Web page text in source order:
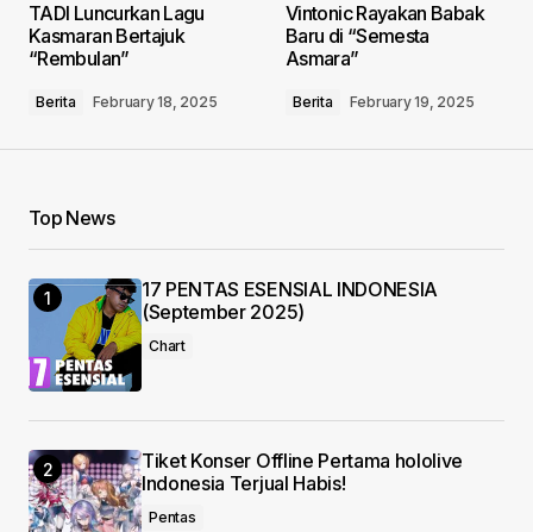
Required fields are marked*
Your Name
Your E-mail*
Save my name, email, and website in this
browser for the next time I comment.
Submit Comment
TADI Luncurkan Lagu
Kasmaran Bertajuk
“Rembulan”
Berita February 18, 2025
Vintonic Rayakan Babak
Baru di “Semesta
Asmara”
Berita February 19, 2025
Top News
17 PENTAS ESENSIAL INDONESIA
(September 2025)
Chart
Tiket Konser Offline Pertama hololive
Indonesia Terjual Habis!
Pentas